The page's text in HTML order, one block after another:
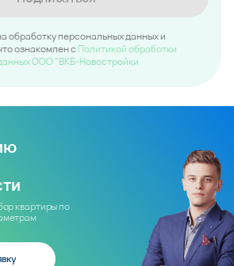
обработку персональных данных и
ознакомлен c Политикой обработки
ООО "ВКБ-Новостройки
квартиры по